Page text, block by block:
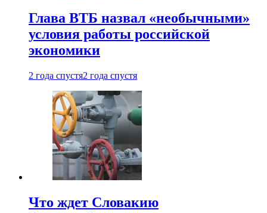
Глава ВТБ назвал «необычными»
условия работы российской
экономики
2 года спустя2 года спустя
Что ждет Словакию